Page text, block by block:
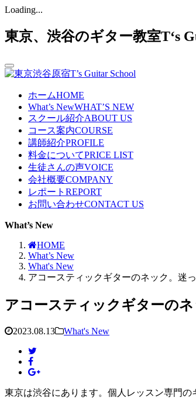
Loading...
東京、渋谷のギター教室T‘s
ホームHOME
What’s NewWHAT’S NEW
スクール紹介ABOUT US
コース案内COURSE
講師紹介PROFILE
料金についてPRICE LIST
生徒さんの声VOICE
会社概要COMPANY
レポート REPORT
お問い合わせCONTACT US
What’s New
HOME
What’s New
What's New
アコースティックギターのネック。迷
アコースティックギターの
2023.08.13 What's New
東京は渋谷にあります。個人レッスン専門の